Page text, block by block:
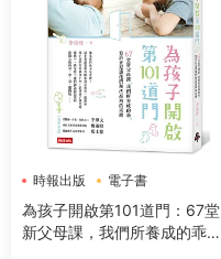
時報出版 電子書
為孩子開啟第101道門：67堂
新父母課，我們所養成的乖，